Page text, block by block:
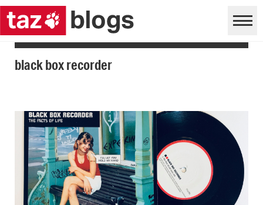
black box recorder